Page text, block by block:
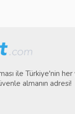
ile Türkiye'nin
almanın adresi!